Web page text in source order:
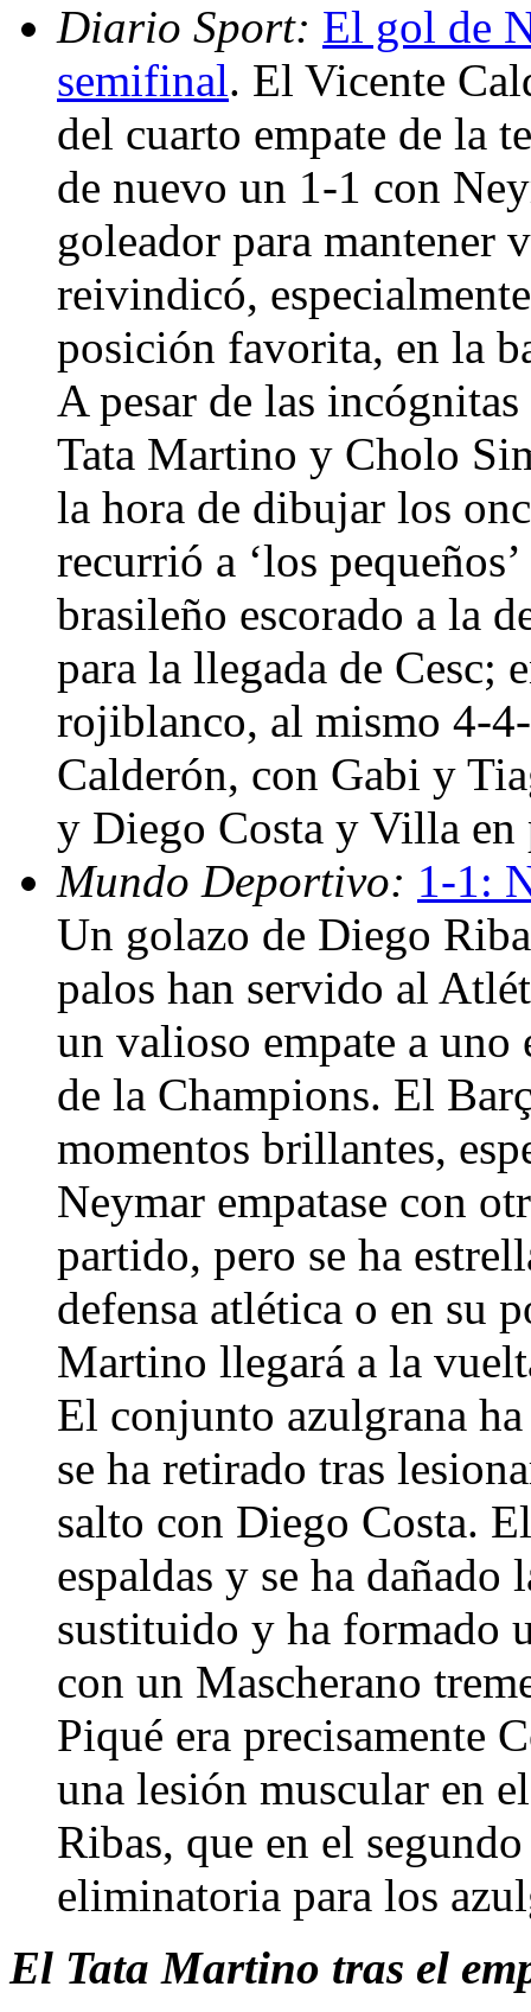
Diario Sport: El gol de
semifinal. El Vicente
del cuarto empate de la
de nuevo un 1-1 con
goleador para mantener
reivindicó,
posición favorita, en la
A pesar de las
Tata Martino y Cholo
la hora de dibujar los
recurrió a ‘los
brasileño escorado a la
para la llegada de Cesc;
rojiblanco, al mismo 4-
Calderón, con Gabi y
y Diego Costa y Villa
Mundo Deportivo: 1-1:
Un golazo de Diego
palos han servido al
un valioso empate a
de la Champions. El
momentos brillantes,
Neymar empatase con
partido, pero se ha
defensa atlética o en su
Martino llegará a la
El conjunto azulgrana
se ha retirado tras
salto con Diego Costa.
espaldas y se ha
sustituido y ha formado
con un Mascherano
Piqué era precisamente
una lesión muscular en
Ribas, que en el
eliminatoria para los
El Tata Martino tras el